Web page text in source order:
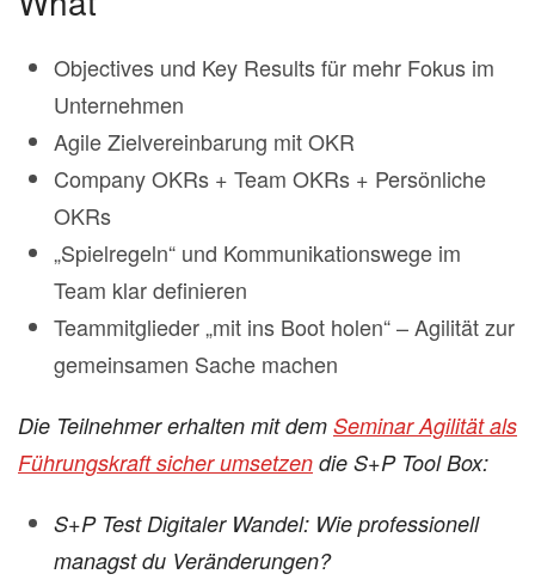
Objectives und Key Results für mehr Fokus im
Unternehmen
Agile Zielvereinbarung mit OKR
Company OKRs + Team OKRs + Persönliche
OKRs
„Spielregeln“ und Kommunikationswege im
Team klar definieren
Teammitglieder „mit ins Boot holen“ – Agilität zur
gemeinsamen Sache machen
Die Teilnehmer erhalten mit dem Seminar Agilität als
Führungskraft sicher umsetzen die S+P Tool Box:
S+P Test Digitaler Wandel: Wie professionell
managst du Veränderungen?